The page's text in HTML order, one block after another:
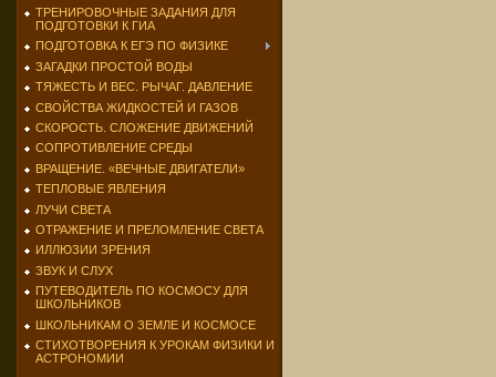
ТРЕНИРОВОЧНЫЕ ЗАДАНИЯ ДЛЯ
ПОДГОТОВКИ К ГИА
ПОДГОТОВКА К ЕГЭ ПО ФИЗИКЕ
ЗАГАДКИ ПРОСТОЙ ВОДЫ
ТЯЖЕСТЬ И ВЕС. РЫЧАГ. ДАВЛЕНИЕ
СВОЙСТВА ЖИДКОСТЕЙ И ГАЗОВ
СКОРОСТЬ. СЛОЖЕНИЕ ДВИЖЕНИЙ
СОПРОТИВЛЕНИЕ СРЕДЫ
ВРАЩЕНИЕ. «ВЕЧНЫЕ ДВИГАТЕЛИ»
ТЕПЛОВЫЕ ЯВЛЕНИЯ
ЛУЧИ СВЕТА
ОТРАЖЕНИЕ И ПРЕЛОМЛЕНИЕ СВЕТА
ИЛЛЮЗИИ ЗРЕНИЯ
ЗВУК И СЛУХ
ПУТЕВОДИТЕЛЬ ПО КОСМОСУ ДЛЯ
ШКОЛЬНИКОВ
ШКОЛЬНИКАМ О ЗЕМЛЕ И КОСМОСЕ
СТИХОТВОРЕНИЯ К УРОКАМ ФИЗИКИ И
АСТРОНОМИИ